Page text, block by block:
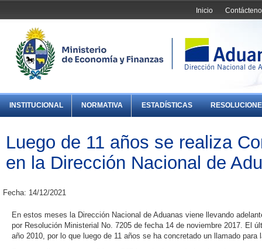
Inicio
INSTITUCIONAL NORMATIVA ESTADÍSTICAS
Luego de 11 años se realiza
en la Dirección Nacional de
Fecha: 14/12/2021
En estos meses la Dirección Nacional de Aduanas viene llevando
por Resolución Ministerial No. 7205 de fecha 14 de noviembre 2017. El
año 2010, por lo que luego de 11 años se ha concretado un llamado